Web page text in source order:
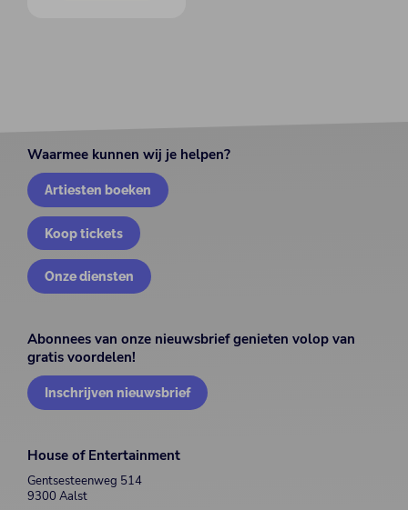
Waarmee kunnen wij je helpen?
Artiesten boeken
Koop tickets
Onze diensten
Abonnees van onze nieuwsbrief genieten volop van
gratis voordelen!
Inschrijven nieuwsbrief
House of Entertainment
Gentsesteenweg 514
9300 Aalst